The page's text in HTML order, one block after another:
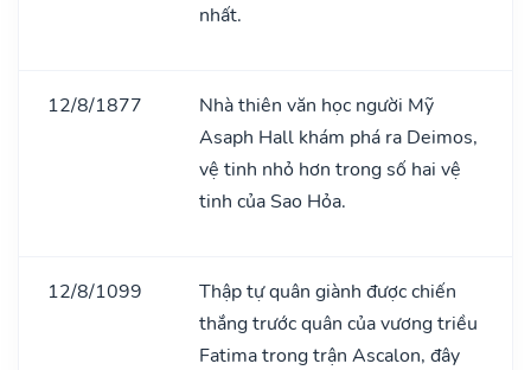
nhất.
12/8/1877
Nhà thiên văn học người Mỹ
Asaph Hall khám phá ra Deimos,
vệ tinh nhỏ hơn trong số hai vệ
tinh của Sao Hỏa.
12/8/1099
Thập tự quân giành được chiến
thắng trước quân của vương triều
Fatima trong trận Ascalon, đây